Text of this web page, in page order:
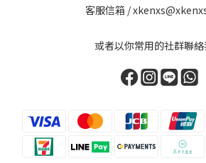
客服信箱 /
或者以你常用的社群聯